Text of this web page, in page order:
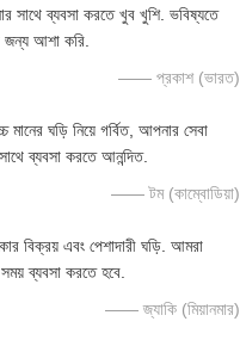
ব্যবসা করতে খুব খুশি. ভবিষ্যতে
জন্য আশা করি.
—— প্রকাশ (ভারত)
ঘড়ি নিয়ে গর্বিত, আপনার সেবা
ব্যবসা করতে আনন্দিত.
—— টম (কাম্বোডিয়া)
বিক্রয় এবং পেশাদারী ঘড়ি. আমরা
ব্যবসা করতে হবে.
—— জ্যাকি (মিয়ানমার)